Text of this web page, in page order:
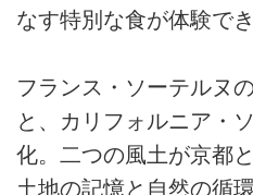
なす特別な食が体験でき
フランス・ソーテルヌ
と、カリフォルニア・
化。二つの風土が京都
土地の記憶と自然の循